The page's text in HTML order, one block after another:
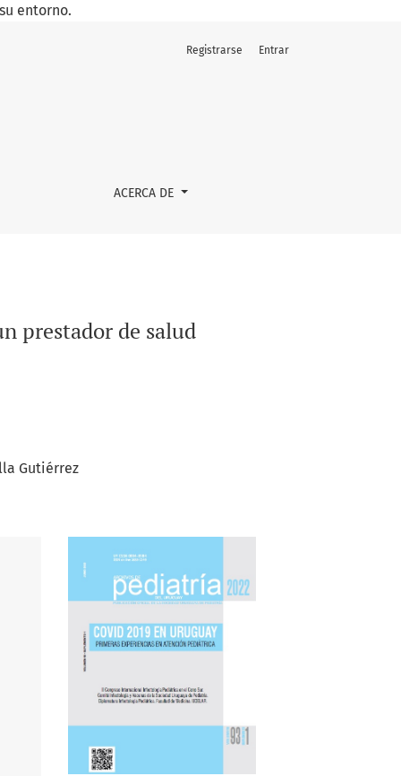
entorno.
ACERCA DE
Registrarse Entrar
prestador de salud
Gutiérrez